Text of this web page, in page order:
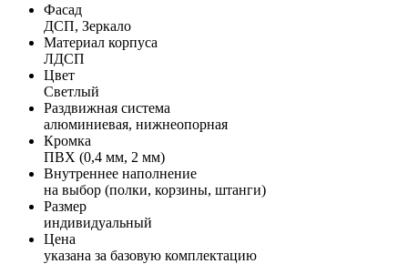
Фасад
ДСП, Зеркало
Материал корпуса
ЛДСП
Цвет
Светлый
Раздвижная система
алюминиевая, нижнеопорная
Кромка
ПВХ (0,4 мм, 2 мм)
Внутреннее наполнение
на выбор (полки, корзины, штанги)
Размер
индивидуальный
Цена
указана за базовую комплектацию